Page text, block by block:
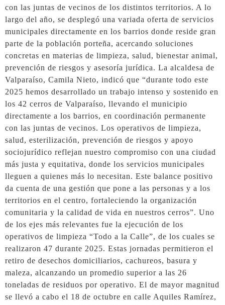
con las juntas de vecinos de los distintos territorios. A lo
largo del año, se desplegó una variada oferta de servicios
municipales directamente en los barrios donde reside gran
parte de la población porteña, acercando soluciones
concretas en materias de limpieza, salud, bienestar animal,
prevención de riesgos y asesoría jurídica. La alcaldesa de
Valparaíso, Camila Nieto, indicó que “durante todo este
2025 hemos desarrollado un trabajo intenso y sostenido en
los 42 cerros de Valparaíso, llevando el municipio
directamente a los barrios, en coordinación permanente
con las juntas de vecinos. Los operativos de limpieza,
salud, esterilización, prevención de riesgos y apoyo
sociojurídico reflejan nuestro compromiso con una ciudad
más justa y equitativa, donde los servicios municipales
lleguen a quienes más lo necesitan. Este balance positivo
da cuenta de una gestión que pone a las personas y a los
territorios en el centro, fortaleciendo la organización
comunitaria y la calidad de vida en nuestros cerros”. Uno
de los ejes más relevantes fue la ejecución de los
operativos de limpieza “Todo a la Calle”, de los cuales se
realizaron 47 durante 2025. Estas jornadas permitieron el
retiro de desechos domiciliarios, cachureos, basura y
maleza, alcanzando un promedio superior a las 26
toneladas de residuos por operativo. El de mayor magnitud
se llevó a cabo el 18 de octubre en calle Aquiles Ramírez,